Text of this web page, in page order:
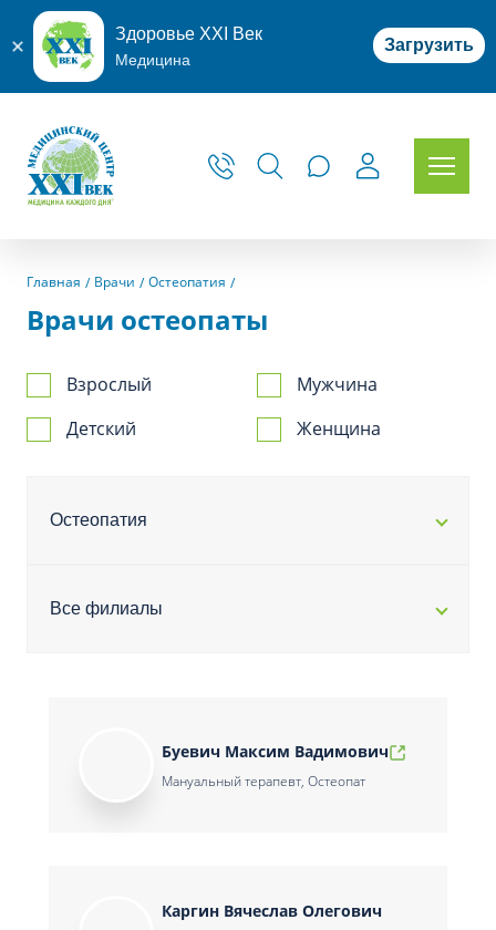
Здоровье XXI Век
Медицина
Загрузить
Главная Врачи Остеопатия
Врачи остеопаты
Взрослый
Детский
Мужчина
Женщина
Остеопатия
Все филиалы
Буевич Максим Вадимович
Мануальный терапевт, Остеопат
Каргин Вячеслав Олегович